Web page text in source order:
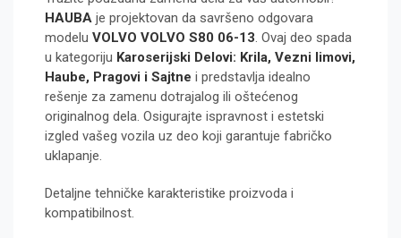
HAUBA je projektovan da savršeno odgovara
modelu VOLVO VOLVO S80 06-13. Ovaj deo spada
u kategoriju Karoserijski Delovi: Krila, Vezni limovi,
Haube, Pragovi i Sajtne i predstavlja idealno
rešenje za zamenu dotrajalog ili oštećenog
originalnog dela. Osigurajte ispravnost i estetski
izgled vašeg vozila uz deo koji garantuje fabričko
uklapanje.
Detaljne tehničke karakteristike proizvoda i
kompatibilnost.